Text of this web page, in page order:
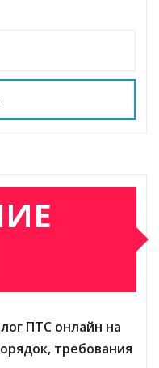
ПТС онлайн на
требования